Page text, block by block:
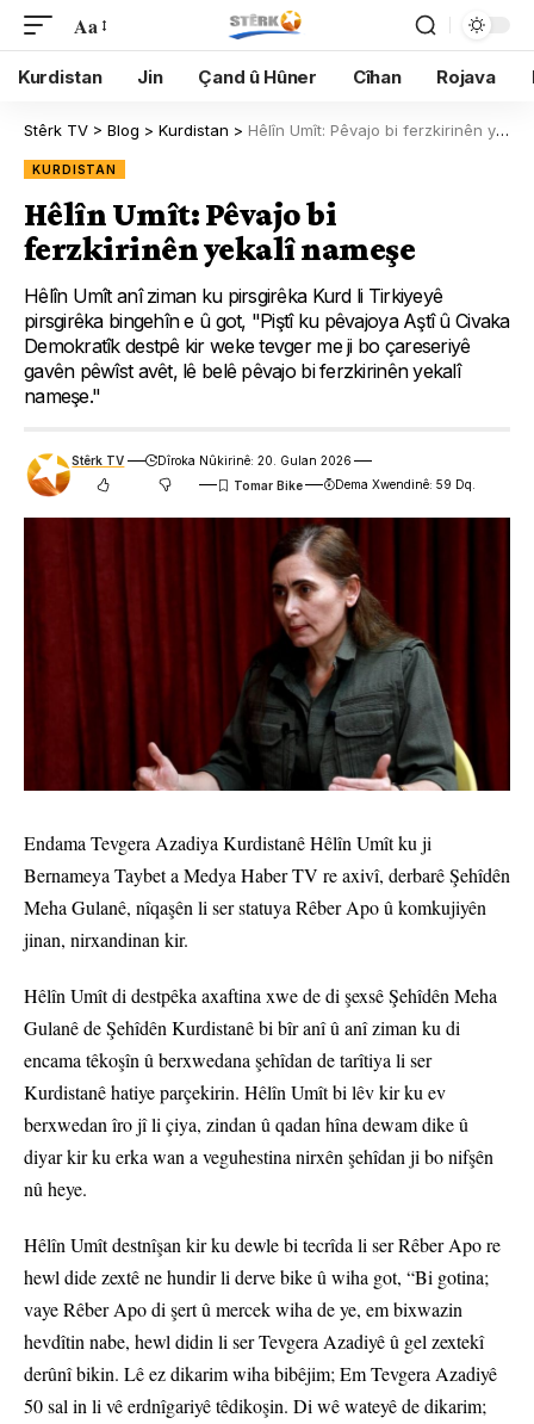
Aa
Kurdistan Jin Çand û Hûner Cîhan Rojava
Stêrk TV > Blog > Kurdistan > Hêlîn Umît: Pêvajo bi ferzkirinên yekalî nameşe
KURDISTAN
Hêlîn Umît: Pêvajo bi
ferzkirinên yekalî nameşe
Hêlîn Umît anî ziman ku pirsgirêka Kurd li Tirkiyeyê
pirsgirêka bingehîn e û got, "Piştî ku pêvajoya Aştî û Civaka
Demokratîk destpê kir weke tevger me ji bo çareseriyê
gavên pêwîst avêt, lê belê pêvajo bi ferzkirinên yekalî
nameşe."
Stêrk TV
Dîroka Nûkirinê: 20. Gulan 2026
Dema Xwendinê: 59 Dq.
Endama Tevgera Azadiya Kurdistanê Hêlîn Umît ku ji
Bernameya Taybet a Medya Haber TV re axivî, derbarê Şehîdên
Meha Gulanê, nîqaşên li ser statuya Rêber Apo û komkujiyên
jinan, nirxandinan kir.
Hêlîn Umît di destpêka axaftina xwe de di şexsê Şehîdên Meha
Gulanê de Şehîdên Kurdistanê bi bîr anî û anî ziman ku di
encama têkoşîn û berxwedana şehîdan de tarîtiya li ser
Kurdistanê hatiye parçekirin. Hêlîn Umît bi lêv kir ku ev
berxwedan îro jî li çiya, zindan û qadan hîna dewam dike û
diyar kir ku erka wan a veguhestina nirxên şehîdan ji bo nifşên
nû heye.
Hêlîn Umît destnîşan kir ku dewle bi tecrîda li ser Rêber Apo re
hewl dide zextê ne hundir li derve bike û wiha got, “Bi gotina;
vaye Rêber Apo di şert û mercek wiha de ye, em bixwazin
hevdîtin nabe, hewl didin li ser Tevgera Azadiyê û gel zextekî
derûnî bikin. Lê ez dikarim wiha bibêjim; Em Tevgera Azadiyê
50 sal in li vê erdnîgariyê têdikoşin. Di wê wateyê de dikarim;